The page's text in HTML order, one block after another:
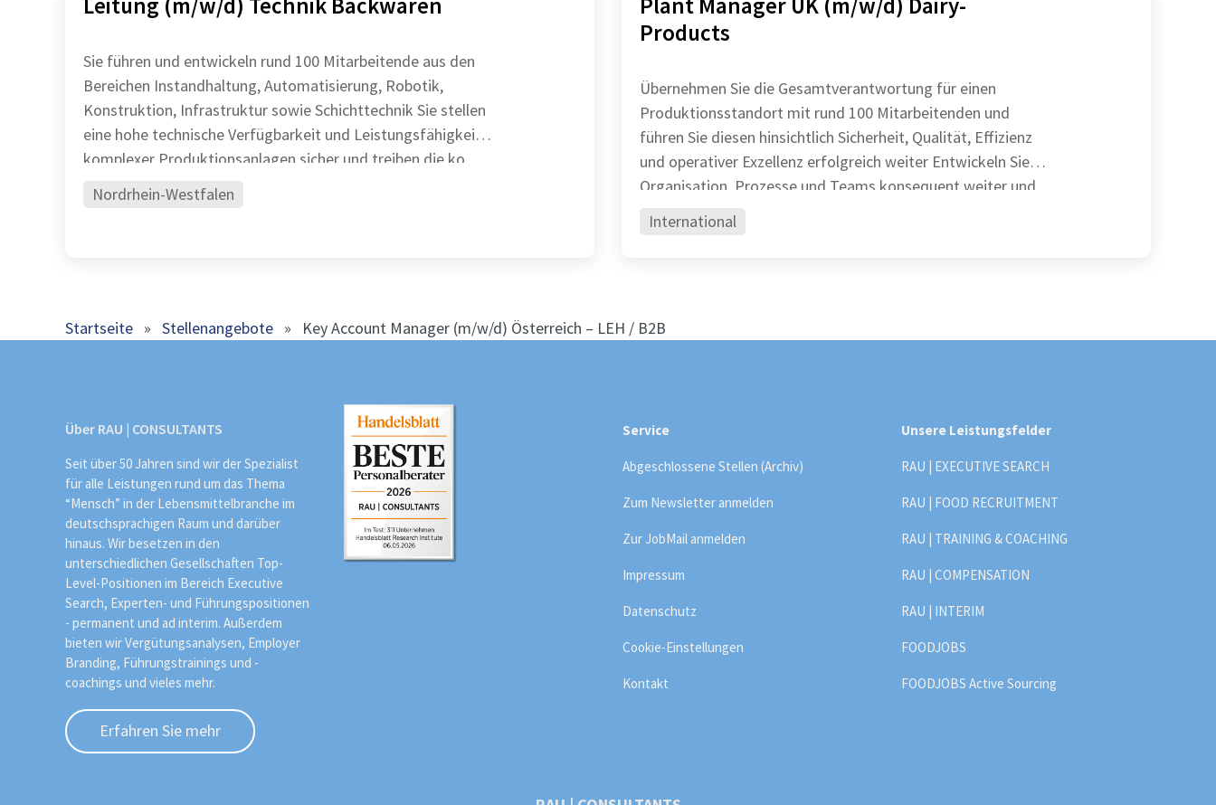
Sie führen und entwickeln rund 100 Mitarbeitende aus den
Bereichen Instandhaltung, Automatisierung, Robotik,
Konstruktion, Infrastruktur sowie Schichttechnik Sie stellen
eine hohe technische Verfügbarkeit und Leistungsfähigkeit
komplexer Produktionsanlagen sicher und treiben die ko
Nordrhein-Westfalen
Products
Übernehmen Sie die Gesamtverantwortung für einen
Produktionsstandort mit rund 100 Mitarbeitenden und
führen Sie diesen hinsichtlich Sicherheit, Qualität, Effizienz
und operativer Exzellenz erfolgreich weiter Entwickeln Sie
Organisation, Prozesse und Teams konsequent weiter und
International
Startseite » Stellenangebote » Key Account Manager (m/w/d) Österreich – LEH / B2B
Über RAU | CONSULTANTS
Seit über 50 Jahren sind wir der Spezialist
für alle Leistungen rund um das Thema
“Mensch” in der Lebensmittelbranche im
deutschsprachigen Raum und darüber
hinaus. Wir besetzen in den
unterschiedlichen Gesellschaften Top-
Level-Positionen im Bereich Executive
Search, Experten- und Führungspositionen
- permanent und ad interim. Außerdem
bieten wir Vergütungsanalysen, Employer
Branding, Führungstrainings und -
coachings und vieles mehr.
Erfahren Sie mehr
Service
Abgeschlossene Stellen (Archiv)
Zum Newsletter anmelden
Zur JobMail anmelden
Impressum
Datenschutz
Cookie-Einstellungen
Kontakt
Unsere Leistungsfelder
RAU | EXECUTIVE SEARCH
RAU | FOOD RECRUITMENT
RAU | TRAINING & COACHING
RAU | COMPENSATION
RAU | INTERIM
FOODJOBS
FOODJOBS Active Sourcing